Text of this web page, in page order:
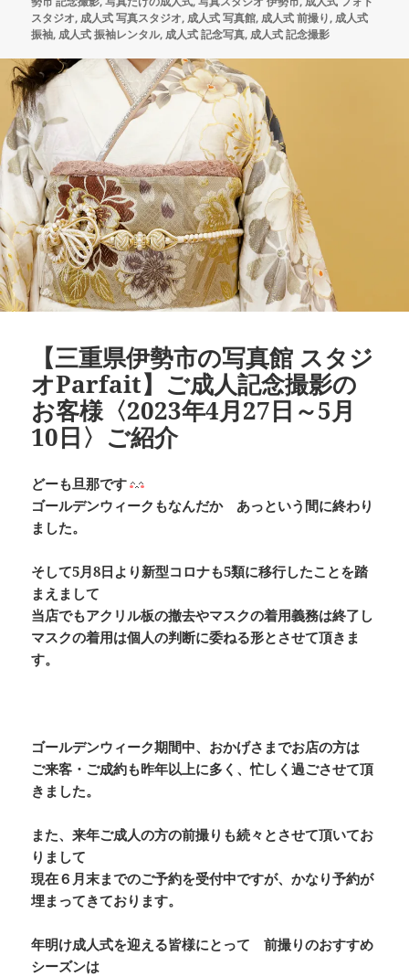
スタジオ,成人式 写真スタジオ,成人式 写真館,成人式 前撮り,成人式
振袖,成人式 振袖レンタル,成人式 記念写真,成人式 記念撮影
【三重県伊勢市の写真館 スタジ
オParfait】ご成人記念撮影の
お客様〈2023年4月27日～5月
10日〉ご紹介
どーも旦那です
ゴールデンウィークもなんだか あっという間に終わり
ました。
そして5月8日より新型コロナも5類に移行したことを踏
まえまして
当店でもアクリル板の撤去やマスクの着用義務は終了し
マスクの着用は個人の判断に委ねる形とさせて頂きま
す。
ゴールデンウィーク期間中、おかげさまでお店の方は
ご来客・ご成約も昨年以上に多く、忙しく過ごさせて頂
きました。
また、来年ご成人の方の前撮りも続々とさせて頂いてお
りまして
現在６月末までのご予約を受付中ですが、かなり予約が
埋まってきております。
年明け成人式を迎える皆様にとって 前撮りのおすすめ
シーズンは